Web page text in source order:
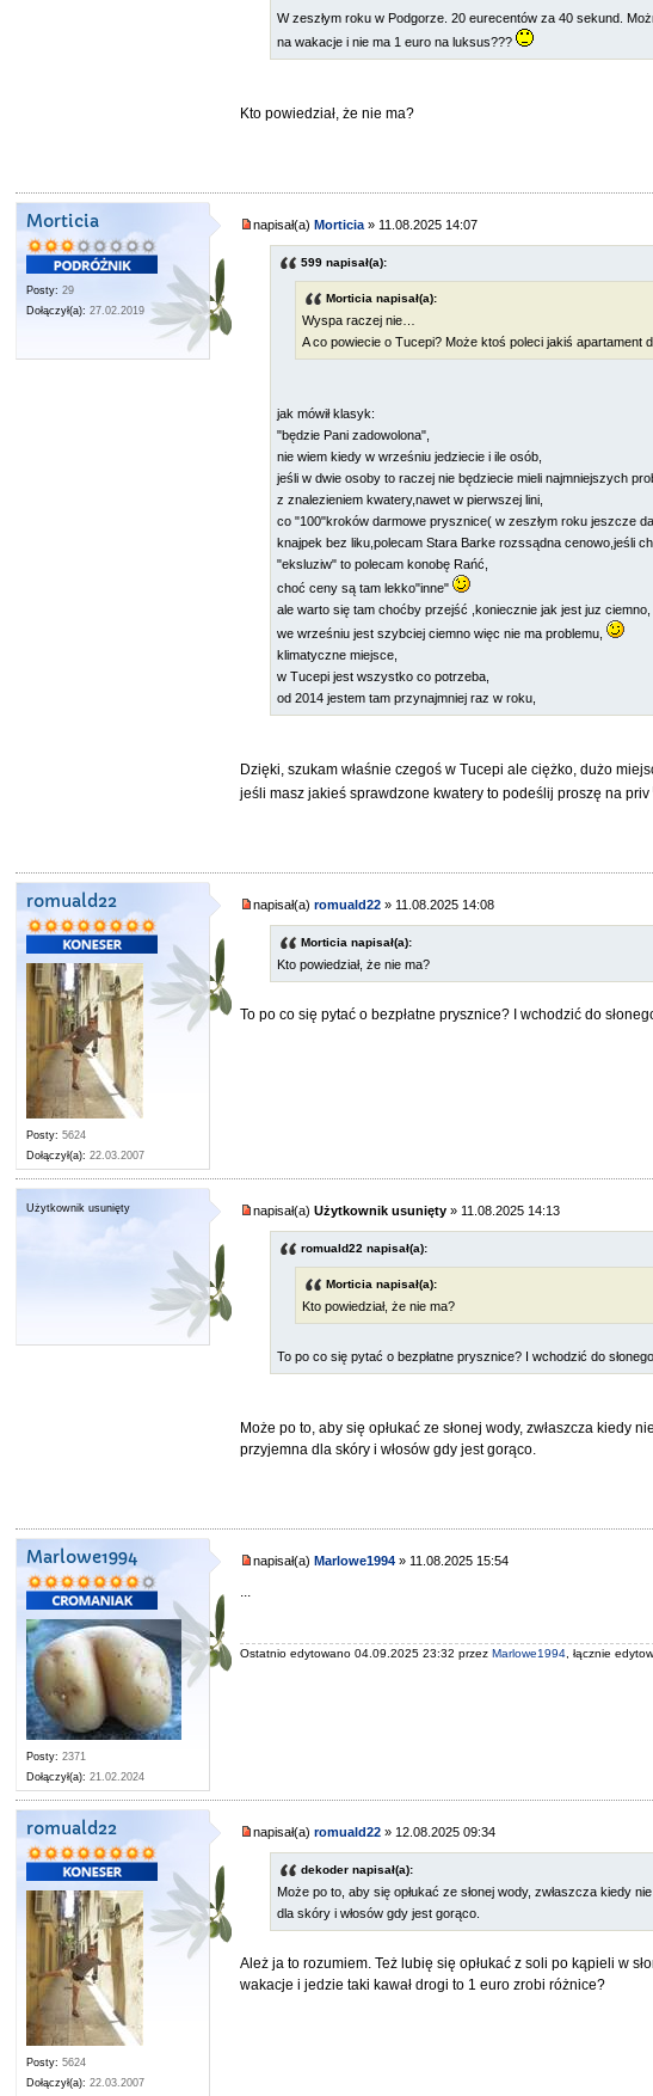
W zeszłym roku w Podgorze. 20 eurecentów za 40 sekund.
na wakacje i nie ma 1 euro na luksus???
Kto powiedział, że nie ma?
Morticia
Posty: 29
Dołączył(a): 27.02.2019
napisał(a)Morticia » 11.08.2025 14:07
599 napisał(a):
Morticia napisał(a):
Wyspa raczej nie…
A co powiecie o Tucepi? Może ktoś poleci jakiś apartament
jak mówił klasyk:
"będzie Pani zadowolona",
nie wiem kiedy w wrześniu jedziecie i ile osób,
jeśli w dwie osoby to raczej nie będziecie mieli najmniejszych
z znalezieniem kwatery,nawet w pierwszej lini,
co "100"kroków darmowe prysznice( w zeszłym roku jeszcze
knajpek bez liku,polecam Stara Barke rozssądna cenowo,jeśli
"eksluziw" to polecam konobę Rańć,
choć ceny są tam lekko"inne"
ale warto się tam choćby przejść ,koniecznie jak jest juz ciemno,
we wrześniu jest szybciej ciemno więc nie ma problemu,
klimatyczne miejsce,
w Tucepi jest wszystko co potrzeba,
od 2014 jestem tam przynajmniej raz w roku,
Dzięki, szukam właśnie czegoś w Tucepi ale ciężko, dużo
jeśli masz jakieś sprawdzone kwatery to podeślij proszę na priv
romuald22
Posty: 5624
Dołączył(a): 22.03.2007
napisał(a)romuald22 » 11.08.2025 14:08
Morticia napisał(a):
Kto powiedział, że nie ma?
To po co się pytać o bezpłatne prysznice? I wchodzić do
Użytkownik usunięty napisał(a)Użytkownik usunięty » 11.08.2025 14:13
romuald22 napisał(a):
Morticia napisał(a):
Kto powiedział, że nie ma?
To po co się pytać o bezpłatne prysznice? I wchodzić do
Może po to, aby się opłukać ze słonej wody, zwłaszcza
przyjemna dla skóry i włosów gdy jest gorąco.
Marlowe1994
Posty: 2371
Dołączył(a): 21.02.2024
napisał(a)Marlowe1994 » 11.08.2025 15:54
...
Ostatnio edytowano 04.09.2025 23:32 przezMarlowe1994 , łącznie
romuald22
Posty: 5624
Dołączył(a): 22.03.2007
napisał(a)romuald22 » 12.08.2025 09:34
dekoder napisał(a):
Może po to, aby się opłukać ze słonej wody, zwłaszcza kiedy
dla skóry i włosów gdy jest gorąco.
Ależ ja to rozumiem. Też lubię się opłukać z soli po kąpieli w
wakacje i jedzie taki kawał drogi to 1 euro zrobi różnice?